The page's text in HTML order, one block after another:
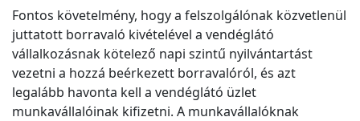
Fontos követelmény, hogy a felszolgálónak közvetlenül
juttatott borravaló kivételével a vendéglátó
vállalkozásnak kötelező napi szintű nyilvántartást
vezetni a hozzá beérkezett borravalóról, és azt
legalább havonta kell a vendéglátó üzlet
munkavállalóinak kifizetni. A munkavállalóknak